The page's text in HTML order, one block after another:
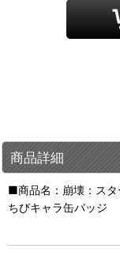
商品詳細
■商品名：崩壊：ス
ちびキャラ缶バッジ